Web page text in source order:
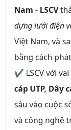
Nam - LSCV
dựng lưới điện
Việt Nam, và
bằng cách
✔ LSCV với
cáp UTP, Dây
sâu vào cuộc
và công nghệ